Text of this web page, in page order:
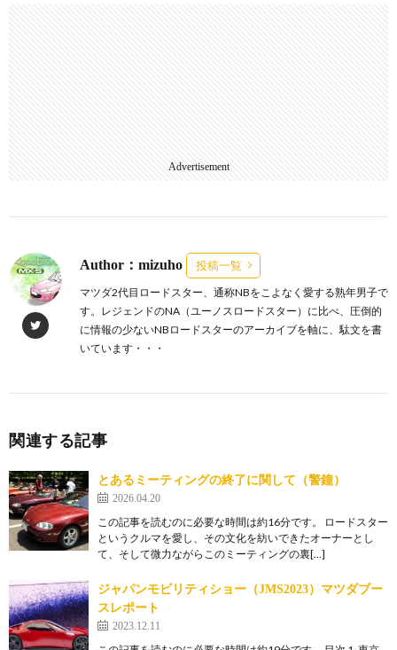
Advertisement
Author：mizuho
投稿一覧
マツダ2代目ロードスター、通称NBをこよなく愛する熟年男子で
す。レジェンドのNA（ユーノスロードスター）に比べ、圧倒的
に情報の少ないNBロードスターのアーカイブを軸に、駄文を書
いています・・・
関連する記事
とあるミーティングの終了に関して（警鐘）
2026.04.20
この記事を読むのに必要な時間は約16分です。 ロードスター
というクルマを愛し、その文化を紡いできたオーナーとし
て、そして微力ながらこのミーティングの裏[…]
ジャパンモビリティショー（JMS2023）マツダブー
スレポート
2023.12.11